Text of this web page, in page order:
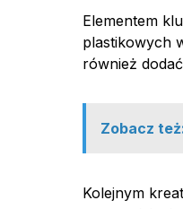
Elementem
plastikowych
również
Zobacz
Kolejnym